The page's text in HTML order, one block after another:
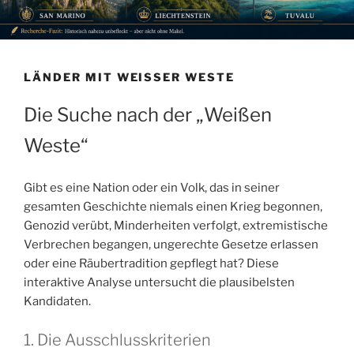
LÄNDER MIT WEISSER WESTE
Die Suche nach der „Weißen
Weste“
Gibt es eine Nation oder ein Volk, das in seiner
gesamten Geschichte niemals einen Krieg begonnen,
Genozid verübt, Minderheiten verfolgt, extremistische
Verbrechen begangen, ungerechte Gesetze erlassen
oder eine Räubertradition gepflegt hat? Diese
interaktive Analyse untersucht die plausibelsten
Kandidaten.
1. Die Ausschlusskriterien